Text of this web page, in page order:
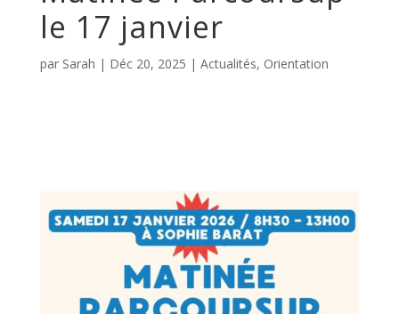
le 17 janvier
par Sarah | Déc 20, 2025 | Actualités, Orientation